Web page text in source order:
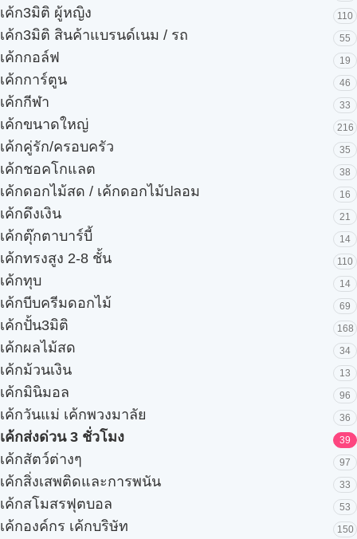
เค้ก3มิติ ผู้หญิง 110
เค้ก3มิติ สินค้าแบรนด์เนม / รถ 55
เค้กกอล์ฟ 19
เค้กการ์ตูน 46
เค้กกีฬา 33
เค้กขนาดใหญ่ 216
เค้กคู่รัก/ครอบครัว 35
เค้กชอคโกแลต 38
เค้กดอกไม้สด / เค้กดอกไม้ปลอม 16
เค้กดึงเงิน 21
เค้กตุ๊กตาบาร์บี้ 14
เค้กทรงสูง 2-8 ชั้น 110
เค้กทุบ 14
เค้กบีบครีมดอกไม้ 69
เค้กปั้น3มิติ 168
เค้กผลไม้สด 34
เค้กม้วนเงิน 13
เค้กมินิมอล 96
เค้กวันแม่ เค้กพวงมาลัย 36
เค้กส่งด่วน 3 ชั่วโมง 39
เค้กสัตว์ต่างๆ 97
เค้กสิ่งเสพติดและการพนัน 33
เค้กสโมสรฟุตบอล 53
เค้กองค์กร เค้กบริษัท 150